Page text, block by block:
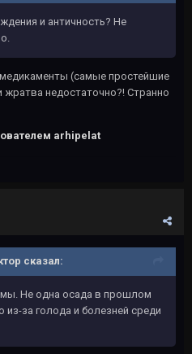
и античность? Не
(самые простейшие
недостаточно?! Странно
arhipelat
сказал:
Не одна осада в прошлом
из-за голода и болезней среди